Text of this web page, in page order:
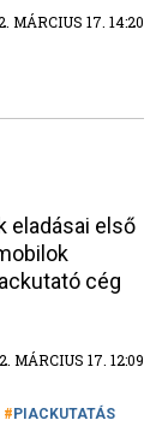
MÁRCIUS 17. 14:20
eladásai első
cég
MÁRCIUS 17. 12:09
PIACKUTATÁS